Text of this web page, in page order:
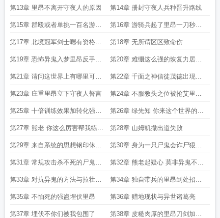
伊蒙大学士 恶魔的蛊惑
第13章 里昂不离开守夜人的原因 第14章 册封守夜人兵种晋升路线
第15章 群殴或者单挑一百名游骑
兵
第16章 游骑兵起了里昂一刀秒了
有什么好说哒
第17章 北境冠军剑士嗯有资格的
对手
第18章 无所谓区区致命伤
第19章 恐怖异鬼入梦里昂反手打
的它满头包
第20章 难绷这么强的恢复力居然
不是龙的传人只是能忍
第21章 请问这世界上有哪里可以
大规模合法刷金币吗
第22章 千面之神信徒茂德出现茂
德mod
第23章 庄重里昂立下守夜人誓言 第24章 不服教头之位被抢艾里沙
索恩起了被一刀秒了
第25章 十倍训练效果加转化强盗
单位为正规军老兵敬意
第26章 绿先知 你来这个世界的目
的里昂 骑马与砍杀
第27章 熊老 你这么厉害帮我练练
兵吧里昂 白嫖我
第28章 山姆凯撒出道失败
第29章 来自系统的思想钢印休想
白嫖里昂的兵
第30章 身为一只尸鬼会诈尸狠合
理吧
第31章 常规攻击杀不死的尸鬼里
昂未出手
第32章 熊老起疑心 莫非异鬼不是
传说
第33章 对抗异鬼的方法与拉壮丁
充实守夜人队伍
第34章 独自带兵的里昂到处招兵
买马
第35章 不怕死的强盗埋伏里昂 第36章 赠地现状与异世诸葛亮
第37章 埋伏不你们被我包围了 第38章 皮糙肉厚的里昂刀剑加身